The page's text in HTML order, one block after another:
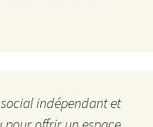
indépendant et